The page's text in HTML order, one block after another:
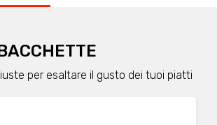
per esaltare il gusto dei tuoi piatti